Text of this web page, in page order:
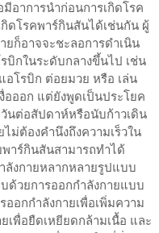
อาการนำก่อนการเกิดโรค
ดโรคพาร์กินสันได้เช่นกัน ผู้
ยก็อาจจะชะลอการดำเนิน
บิกในระดับกลางขึ้นไป เช่น
อโรบิก ต่อยมวย หรือ เล่น
อออก แต่ยังพูดเป็นประโยค
วันต่อสัปดาห์หรือนับก้าวเดิน
ม่ต้องคำนึงถึงความเร็วใน
พาร์กินสันสามารถทำได้
ลังกายหลากหลายรูปแบบ
ด้วยการออกกำลังกายแบบ
ออกกำลังกายเพื่อเพิ่มความ
เพื่อยืดเหยียดกล้ามเนื้อ และ